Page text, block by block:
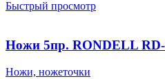
Быстрый просмотр
Ножи 5пр. RONDELL RD-
Ножи, ножеточки